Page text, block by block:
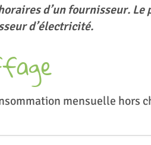
d’un fournisseur. Le
d’électricité.
mensuelle hors